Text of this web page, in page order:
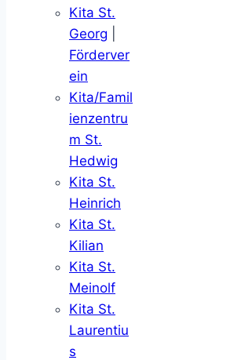
Kita St.
Georg
Förderver
ein
Kita/Famil
ienzentru
m St.
Hedwig
Kita St.
Heinrich
Kita St.
Kilian
Kita St.
Meinolf
Kita St.
Laurentiu
s